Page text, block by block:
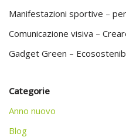
Manifestazioni sportive –
Comunicazione visiva –
Gadget Green –
Categorie
Anno nuovo
Blog